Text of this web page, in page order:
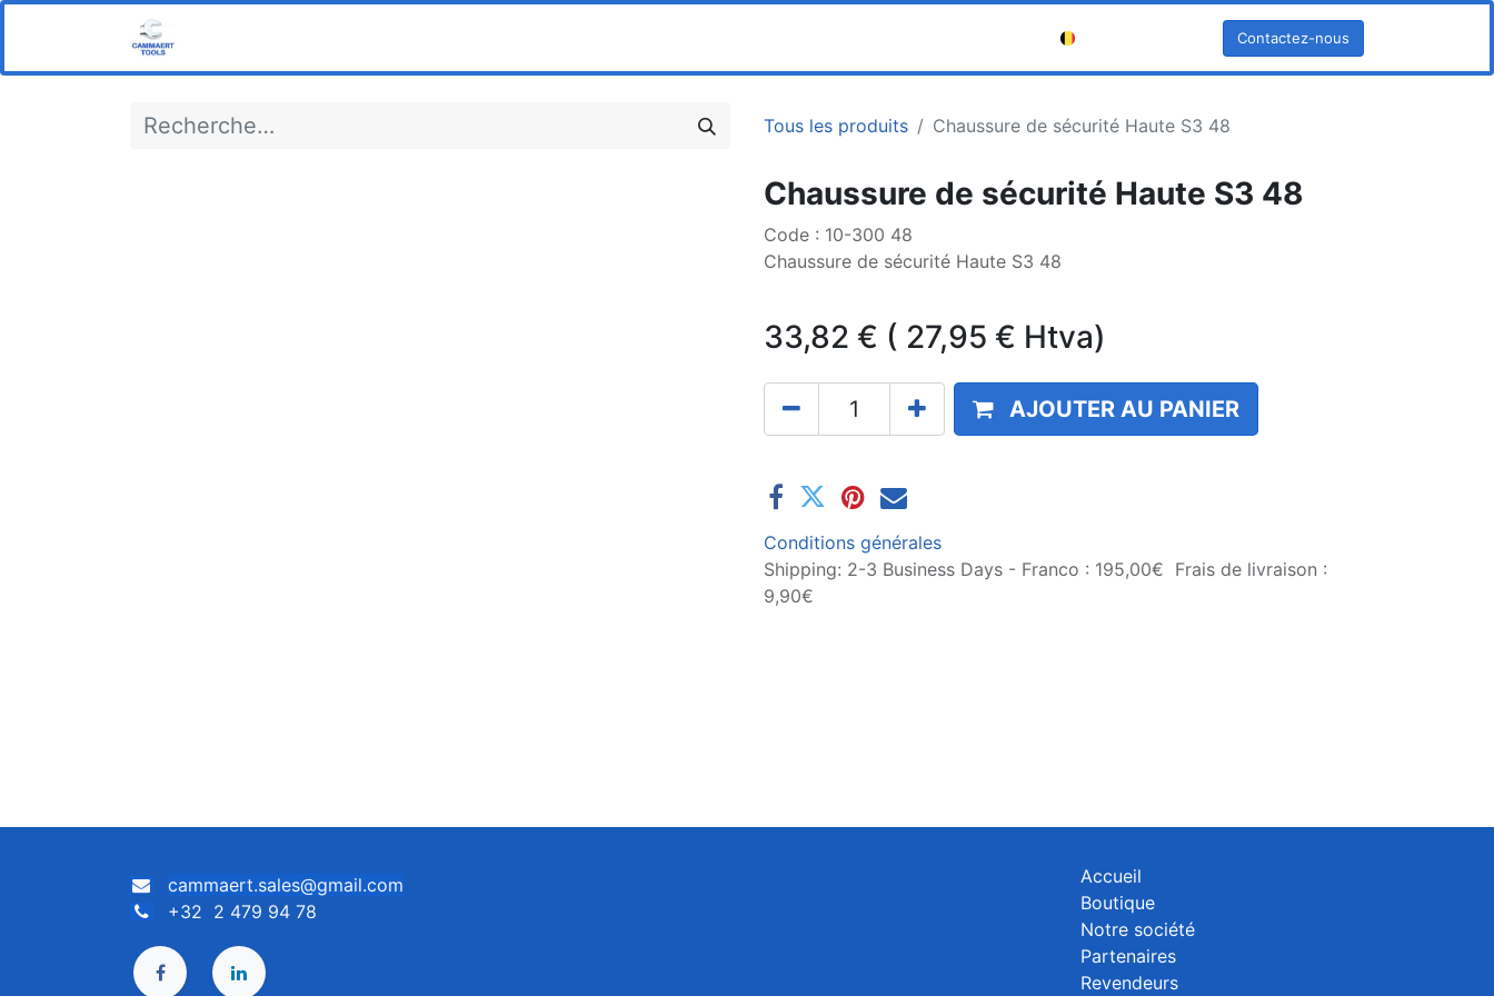
Contactez-nous
Tous les produits Chaussure de sécurité Haute S3 48
Chaussure de sécurité Haute S3 48
Code : 10-300 48
Chaussure de sécurité Haute S3 48
33,82 € ( 27,95 € Htva)
AJOUTER AU PANIER
Conditions générales
Shipping: 2-3 Business Days - Franco : 195,00€ Frais de livraison :
9,90€
cammaert.sales@gmail.com
+32 2 479 94 78
Accueil
Boutique
Notre société
Partenaires
Revendeurs